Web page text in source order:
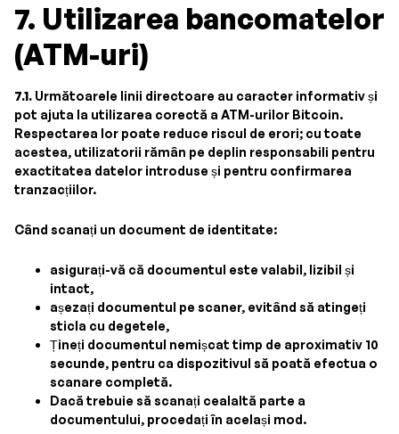
7. Utilizarea bancomatelor
(ATM-uri)
7.1. Următoarele linii directoare au caracter informativ și
pot ajuta la utilizarea corectă a ATM-urilor Bitcoin.
Respectarea lor poate reduce riscul de erori; cu toate
acestea, utilizatorii rămân pe deplin responsabili pentru
exactitatea datelor introduse și pentru confirmarea
tranzacțiilor.
Când scanați un document de identitate:
asigurați-vă că documentul este valabil, lizibil și
intact,
așezați documentul pe scaner, evitând să atingeți
sticla cu degetele,
Țineți documentul nemișcat timp de aproximativ 10
secunde, pentru ca dispozitivul să poată efectua o
scanare completă.
Dacă trebuie să scanați cealaltă parte a
documentului, procedați în același mod.